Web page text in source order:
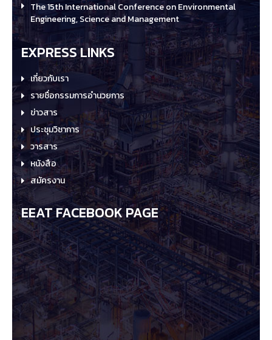
The 15th International Conference on Environmental
Engineering, Science and Management
EXPRESS LINKS
เกี่ยวกับเรา
รายชื่อกรรมการอำนวยการ
ข่าวสาร
ประชุมวิชาการ
วารสาร
หนังสือ
สมัครงาน
EEAT FACEBOOK PAGE